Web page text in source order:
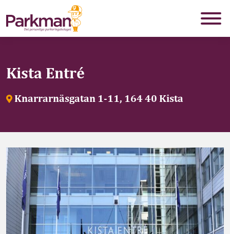
Kista Entré
Knarrarnäsgatan 1-11, 164 40 Kista